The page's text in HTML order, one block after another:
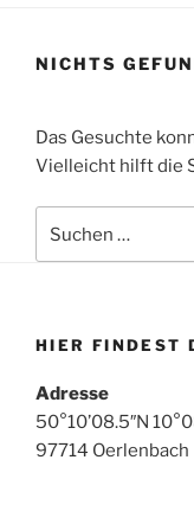
NICHTS
Das Gesuchte
Vielleicht hilft die
nach:
HIER FINDEST
Adresse
50°10’08.5″N
97714 Oerlenbach